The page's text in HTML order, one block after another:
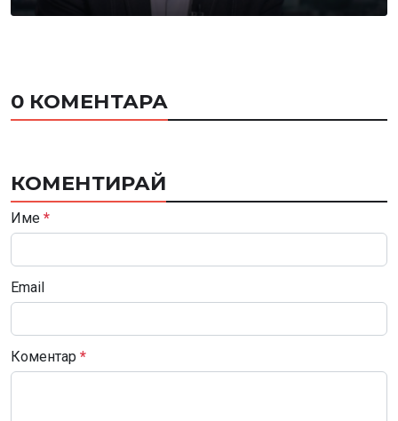
0 КОМЕНТАРА
КОМЕНТИРАЙ
Име *
Email
Коментар *